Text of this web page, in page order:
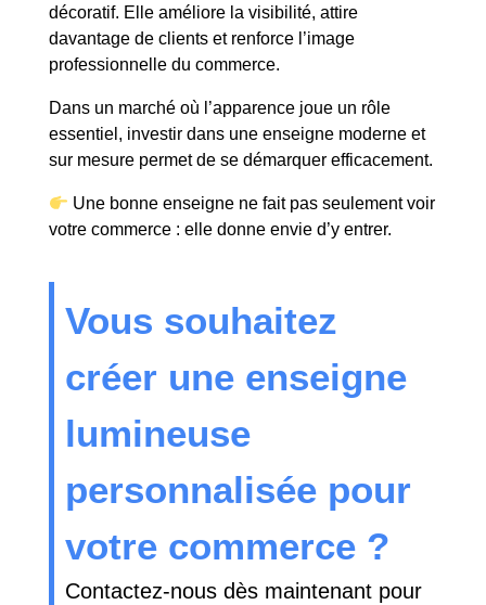
décoratif. Elle améliore la visibilité, attire
davantage de clients et renforce l’image
professionnelle du commerce.
Dans un marché où l’apparence joue un rôle
essentiel, investir dans une enseigne moderne et
sur mesure permet de se démarquer efficacement.
Une bonne enseigne ne fait pas seulement voir
votre commerce : elle donne envie d’y entrer.
Vous souhaitez
créer une enseigne
lumineuse
personnalisée pour
votre commerce ?
Contactez-nous dès maintenant pour